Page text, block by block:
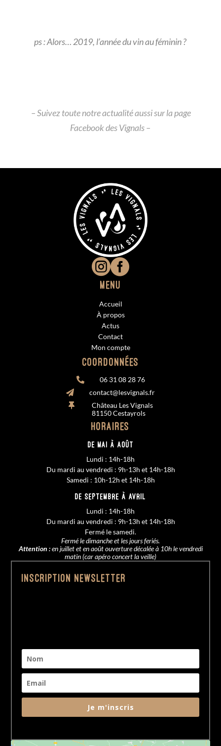
ps : Alors… 2019, l’année du vin au féminin ?
– Suivez toute notre actualité aussi sur la page
Facebook des Vignals–

Menu
Accueil
À propos
Actus
Contact
Mon compte
Coordonnées
 06 31 08 28 76
 contact@lesvignals.fr

Château Les Vignals
81150 Cestayrols
Horaires
De MAI à AOÛT
Lundi : 14h-18h
Du mardi au vendredi : 9h-13h et 14h-18h
Samedi : 10h-12h et 14h-18h
De SEPTEMBRE à AVRIL
Lundi : 14h-18h
Du mardi au vendredi : 9h-13h et 14h-18h
Fermé le samedi.
Fermé le dimanche et les jours feriés.
Attention :en juillet et en août ouverture décalée à 10h le vendredi
matin (car apéro concert la veille)
Inscription Newsletter
Je m'inscris